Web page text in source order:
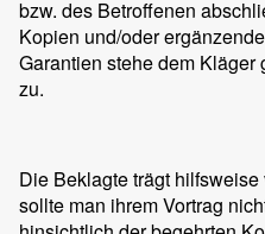
bzw. des Betroffenen
Kopien und/oder
Garantien stehe dem
zu.
Die Beklagte trägt
sollte man ihrem Vortrag